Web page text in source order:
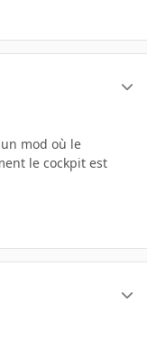
mod où le
le cockpit est